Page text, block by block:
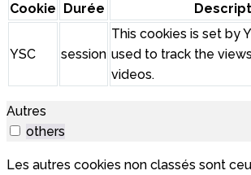
Cookie Durée
YSC session
This cookies is set by
used to track the
videos.
Autres
others
Les autres cookies non classés sont